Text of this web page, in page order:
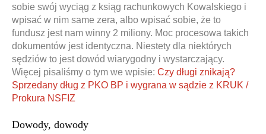
sobie swój wyciąg z ksiąg rachunkowych Kowalskiego i
wpisać w nim same zera, albo wpisać sobie, że to
fundusz jest nam winny 2 miliony. Moc procesowa takich
dokumentów jest identyczna. Niestety dla niektórych
sędziów to jest dowód wiarygodny i wystarczający.
Więcej pisaliśmy o tym we wpisie: Czy długi znikają?
Sprzedany dług z PKO BP i wygrana w sądzie z KRUK /
Prokura NSFIZ
Dowody, dowody